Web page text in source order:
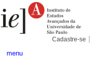
para
conteúdo.
Pessoais
Cadastre-se
menu